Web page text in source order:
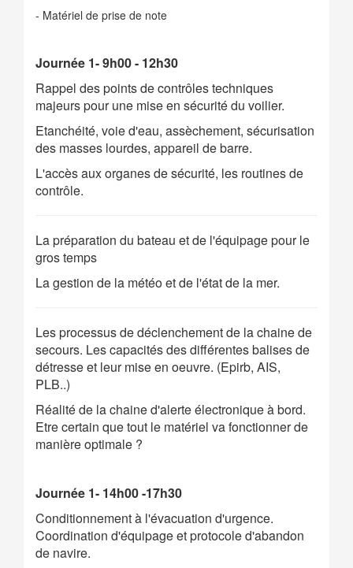
- Matériel de prise de note
Journée 1- 9h00 - 12h30
Rappel des points de contrôles techniques
majeurs pour une mise en sécurité du voilier.
Etanchéité, voie d'eau, assèchement, sécurisation
des masses lourdes, appareil de barre.
L'accès aux organes de sécurité, les routines de
contrôle.
La préparation du bateau et de l'équipage pour le
gros temps
La gestion de la météo et de l'état de la mer.
Les processus de déclenchement de la chaine de
secours. Les capacités des différentes balises de
détresse et leur mise en oeuvre. (Epirb, AIS,
PLB..)
Réalité de la chaine d'alerte électronique à bord.
Etre certain que tout le matériel va fonctionner de
manière optimale ?
Journée 1- 14h00 -17h30
Conditionnement à l'évacuation d'urgence.
Coordination d'équipage et protocole d'abandon
de navire.